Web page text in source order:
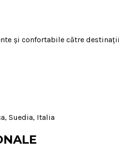
și confortabile către
Suedia, Italia